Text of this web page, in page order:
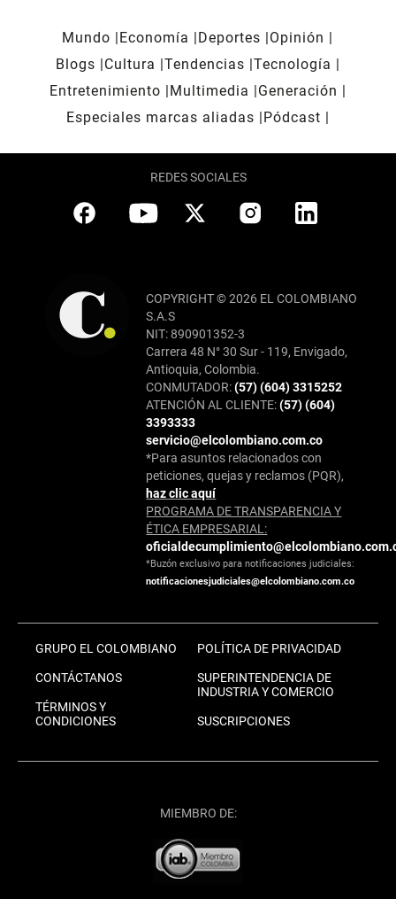
Mundo Economía Deportes
Opinión
Blogs
Cultura Tendencias Tecnología
Entretenimiento
Multimedia
Generación
Especiales marcas aliadas
Pódcast
REDES SOCIALES
COPYRIGHT © 2026 EL COLOMBIANO
S.A.S
NIT: 890901352-3
Carrera 48 N° 30 Sur - 119, Envigado,
Antioquia, Colombia.
CONMUTADOR:(57) (604) 3315252
ATENCIÓN AL CLIENTE:(57) (604)
3393333
servicio@elcolombiano.com.co
*Para asuntos relacionados con
peticiones, quejas y reclamos (PQR),
haz clic aquí
PROGRAMA DE TRANSPARENCIA Y
ÉTICA EMPRESARIAL:
*Buzón exclusivo para notificaciones judiciales:
notificacionesjudiciales@elcolombiano.com.co
GRUPO EL COLOMBIANO
CONTÁCTANOS
TÉRMINOS Y
CONDICIONES
POLÍTICA DE PRIVACIDAD
SUPERINTENDENCIA DE
INDUSTRIA Y COMERCIO
SUSCRIPCIONES
MIEMBRO DE: